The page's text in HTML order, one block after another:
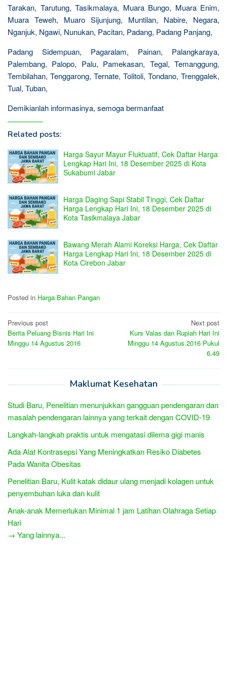
Tarakan, Tarutung, Tasikmalaya, Muara Bungo, Muara Enim,
Muara Teweh, Muaro Sijunjung, Muntilan, Nabire, Negara,
Nganjuk, Ngawi, Nunukan, Pacitan, Padang, Padang Panjang,
Padang Sidempuan, Pagaralam, Painan, Palangkaraya,
Palembang, Palopo, Palu, Pamekasan, Tegal, Temanggung,
Tembilahan, Tenggarong, Ternate, Tolitoli, Tondano, Trenggalek,
Tual, Tuban,
Demikianlah informasinya, semoga bermanfaat
Related posts:
Harga Sayur Mayur Fluktuatif, Cek Daftar Harga
Lengkap Hari Ini, 18 Desember 2025 di Kota
Sukabumi Jabar
Harga Daging Sapi Stabil Tinggi, Cek Daftar
Harga Lengkap Hari Ini, 18 Desember 2025 di
Kota Tasikmalaya Jabar
Bawang Merah Alami Koreksi Harga, Cek Daftar
Harga Lengkap Hari Ini, 18 Desember 2025 di
Kota Cirebon Jabar
Posted in Harga Bahan Pangan
Post
navigation
Previous post
Berita Peluang Bisnis Hari Ini
Minggu 14 Agustus 2016
Next post
Kurs Valas dan Rupiah Hari Ini
Minggu 14 Agustus 2016 Pukul
6.49
Maklumat Kesehatan
Studi Baru, Penelitian menunjukkan gangguan pendengaran dan
masalah pendengaran lainnya yang terkait dengan COVID-19
Langkah-langkah praktis untuk mengatasi dilema gigi manis
Ada Alat Kontrasepsi Yang Meningkatkan Resiko Diabetes
Pada Wanita Obesitas
Penelitian Baru, Kulit katak didaur ulang menjadi kolagen untuk
penyembuhan luka dan kulit
Anak-anak Memerlukan Minimal 1 jam Latihan Olahraga Setiap
Hari
→ Yang lainnya...